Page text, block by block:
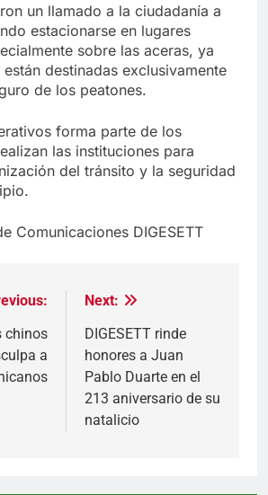
un llamado a la ciudadanía a
estacionarse en lugares
sobre las aceras, ya
destinadas exclusivamente
de los peatones.
forma parte de los
las instituciones para
del tránsito y la seguridad
Comunicaciones DIGESETT
chinos
a
Next:
DIGESETT rinde
honores a Juan
Pablo Duarte en el
213 aniversario de su
natalicio